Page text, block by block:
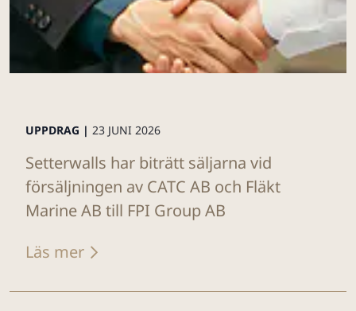
UPPDRAG | 23 JUNI 2026
Setterwalls har biträtt säljarna vid
försäljningen av CATC AB och Fläkt
Marine AB till FPI Group AB
Läs mer